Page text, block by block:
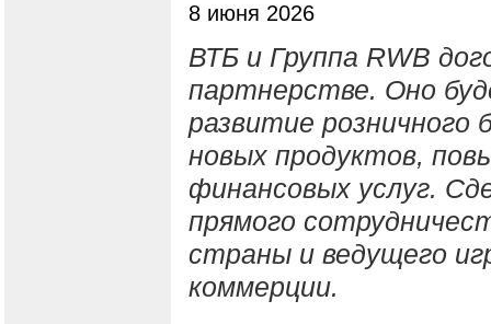
8 июня 2026
ВТБ и Группа RWB
партнерстве. Оно
развитие розничного
новых продуктов,
финансовых услуг.
прямого
страны и ведущего
коммерции.